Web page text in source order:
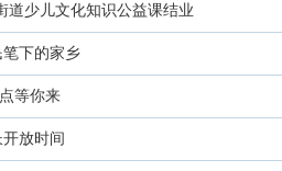
道少儿文化知识公益课结业
下的家乡
等你来
放时间